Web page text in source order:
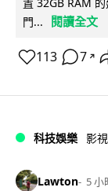
門...
閱讀全文
113 7 ↗
科技娛樂 影
Lawton 5 小